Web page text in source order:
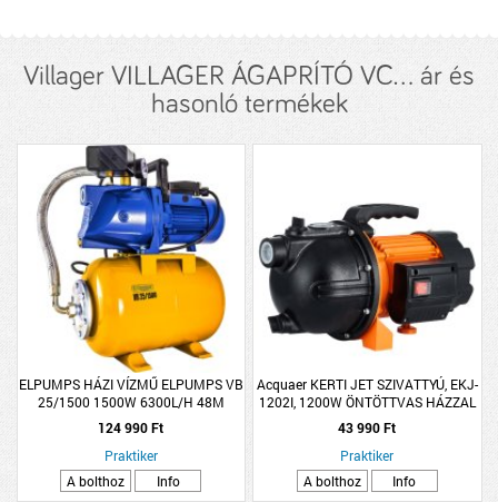
Villager VILLAGER ÁGAPRÍTÓ VC... ár és
hasonló termékek
ELPUMPS HÁZI VÍZMŰ ELPUMPS VB
25/1500 1500W 6300L/H 48M
4,8BAR
124 990 Ft
Praktiker
A bolthoz
Info
Acquaer KERTI JET SZIVATTYÚ, EKJ-
1202I, 1200W ÖNTÖTTVAS HÁZZAL
4,8m3/H,48M
43 990 Ft
Praktiker
A bolthoz
Info